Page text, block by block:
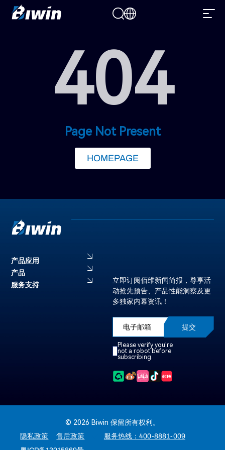
404
Page Not Present
HOMEPAGE
产品应用
产品
服务支持
立即订阅佰维新闻简报，尊享活
动抢先预告、产品性能洞察及更
多独家内幕资讯！
Please verify you're
not a robot before
subscribing.
提交
© 2026 Biwin 保留所有权利。
隐私政策 售后政策
服务热线：400-8881-009